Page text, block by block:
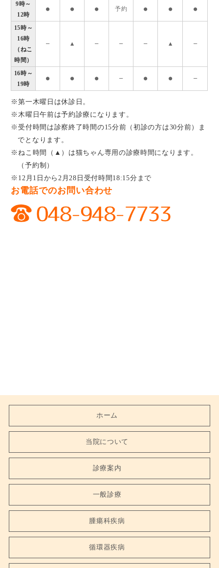
9時～
12時
● ● ● 予約 ● ● ●
15時～
16時
（ねこ
時間）
― ▲ ― ― ― ▲ ―
16時～
19時
● ● ● ― ● ● ―
※第一木曜日は休診日。
※木曜日午前は予約診療になります。
※受付時間は診察終了時間の15分前（初診の方は30分前）ま
でとなります。
※ねこ時間（▲）は猫ちゃん専用の診療時間になります。
（予約制）
※12月1日から2月28日受付時間18:15分まで
お電話でのお問い合わせ
ホーム
当院について
診療案内
一般診療
腫瘍科疾病
循環器疾病